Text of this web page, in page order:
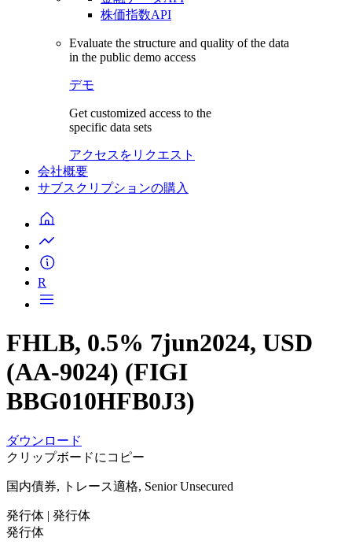
株価指数API
Evaluate the structure and quality of the data
in the public demo access
デモ
Get customized access to the
specific data sets
アクセスをリクエスト
会社概要
サブスクリプションの購入
R
FHLB, 0.5% 7jun2024, USD
(AA-9024) (FIGI
BBG010HFB0J3)
ダウンロード
クリップボードにコピー
国内債券, トレース適格, Senior Unsecured
発行体 | 発行体
発行体